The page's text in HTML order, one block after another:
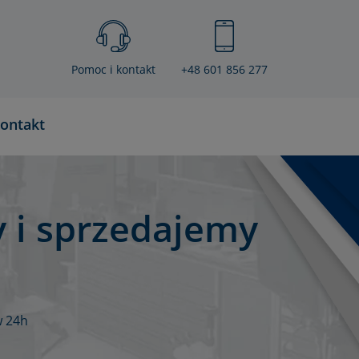
Pomoc i kontakt +48 601 856 277
i sprzedajemy
24h